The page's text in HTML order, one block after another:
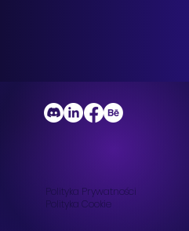
Polityka Prywatności
PolitykaCookie